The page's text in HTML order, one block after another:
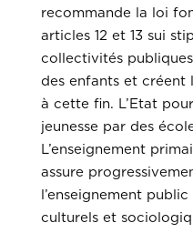
recommande la loi
articles 12 et 13 sui
collectivités
des enfants et créent
à cette fin. L’Etat
jeunesse par des
L’enseignement
assure
l’enseignement
culturels et